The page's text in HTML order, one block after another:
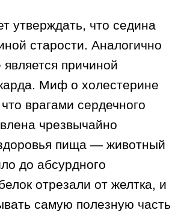
утверждать, что седина
старости. Аналогично
причиной
Миф о холестерине
врагами сердечного
чрезвычайно
пища — животный
до абсурдного
отрезали от желтка, и
самую полезную часть